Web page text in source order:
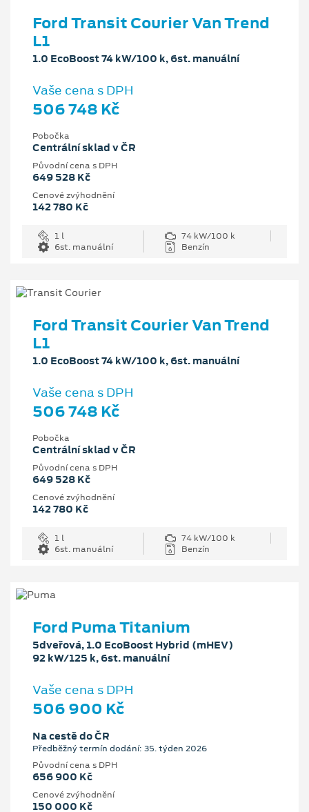
Ford Transit Courier Van Trend
L1
1.0 EcoBoost 74 kW/100 k, 6st. manuální
Vaše cena s DPH
506 748 Kč
Pobočka
Centrální sklad v ČR
Původní cena s DPH
649 528 Kč
Cenové zvýhodnění
142 780 Kč
1 l
74 kW/100 k
6st. manuální
Benzín
Ford Transit Courier Van Trend
L1
1.0 EcoBoost 74 kW/100 k, 6st. manuální
Vaše cena s DPH
506 748 Kč
Pobočka
Centrální sklad v ČR
Původní cena s DPH
649 528 Kč
Cenové zvýhodnění
142 780 Kč
1 l
74 kW/100 k
6st. manuální
Benzín
Ford Puma Titanium
5dveřová, 1.0 EcoBoost Hybrid (mHEV)
92 kW/125 k, 6st. manuální
Vaše cena s DPH
506 900 Kč
Na cestě do ČR
Předběžný termín dodání: 35. týden 2026
Původní cena s DPH
656 900 Kč
Cenové zvýhodnění
150 000 Kč